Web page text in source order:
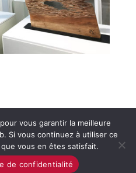
K| développé paridcreacom
vous garantir la meilleure
Si vous continuez à utiliser ce
vous en êtes satisfait.
de confidentialité